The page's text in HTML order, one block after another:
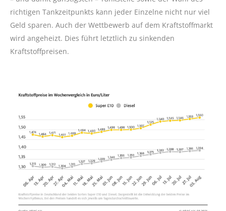
richtigen Tankzeitpunkts kann jeder Einzelne nicht nur viel
Geld sparen. Auch der Wettbewerb auf dem Kraftstoffmarkt
wird angeheizt. Dies führt letztlich zu sinkenden
Kraftstoffpreisen.